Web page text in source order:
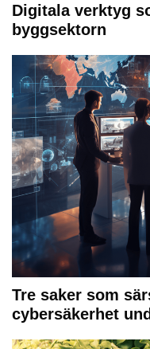
Digitala verktyg
byggsektorn
Tre saker som
cybersäkerhet